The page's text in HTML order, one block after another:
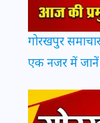
गोरखपुर
एक नजर में जानें